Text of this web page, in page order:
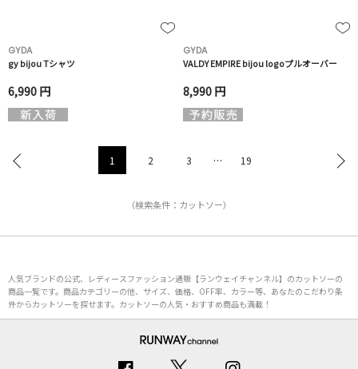
GYDA
gy bijou Tシャツ
6,990 円
GYDA
VALDY EMPIRE bijou logoプルオーバー
8,990 円
1 2 3 … 19
（検索条件：カットソー）
人気ブランドの公式、レディースファッション通販【ランウェイチャンネル】のカットソーの
商品一覧です。商品カテゴリーの他、サイズ、価格、OFF率、カラー等、あなたのこだわり条
件からカットソーを探せます。カットソーの人気・おすすめ商品も満載！